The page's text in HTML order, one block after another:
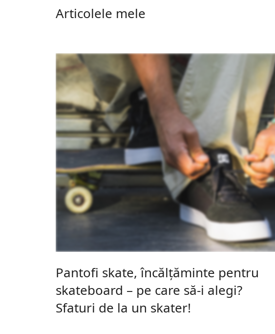
Articolele mele
Pantofi skate, încălțăminte pentru
skateboard – pe care să-i alegi?
Sfaturi de la un skater!